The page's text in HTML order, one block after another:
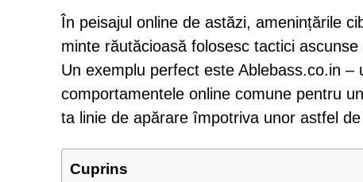
În peisajul online de astăzi, amenințările
minte răutăcioasă folosesc tactici
Un exemplu perfect este Ablebass.co.in
comportamentele online comune pentru
ta linie de apărare împotriva unor astfel
Cuprins